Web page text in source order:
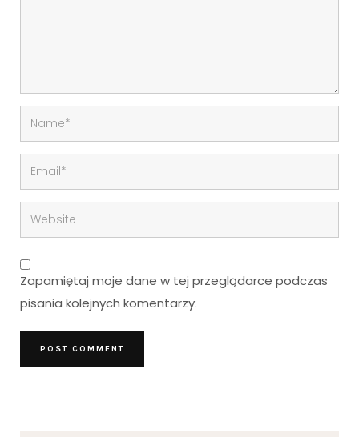
Zapamiętaj moje dane w tej przeglądarce podczas
pisania kolejnych komentarzy.